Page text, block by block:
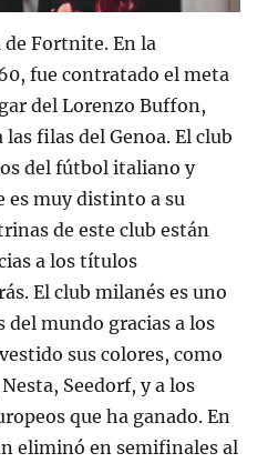
Fortnite. En la
fue contratado el meta
del Lorenzo Buffon,
filas del Genoa. El club
del fútbol italiano y
es muy distinto a su
de este club están
a los títulos
El club milanés es uno
del mundo gracias a los
sus colores, como
Seedorf, y a los
que ha ganado. En
eliminó en semifinales al